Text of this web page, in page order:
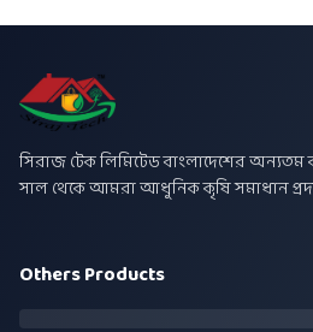
সিরাজ টেক লিমিটেড বাংলাদেশের অন্যতম
সাল থেকে আমরা আধুনিক কৃষি সমাধান
Others Products